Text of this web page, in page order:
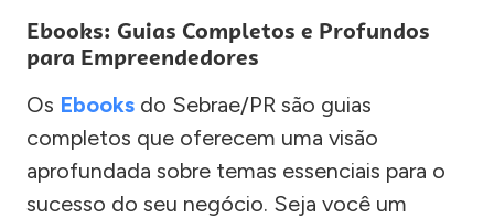
Ebooks: Guias Completos e Profundos
para Empreendedores
Os Ebooks do Sebrae/PR são guias
completos que oferecem uma visão
aprofundada sobre temas essenciais para o
sucesso do seu negócio. Seja você um